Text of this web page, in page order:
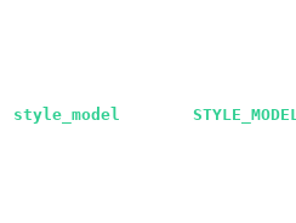
style_model STYLE_MODEL